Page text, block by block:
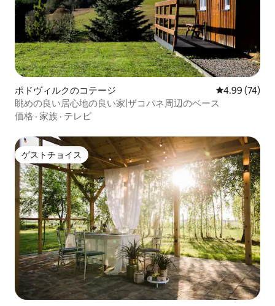
ポドヴィルクのコテージ レビュー74
4.99 (74)
眺めの良い居心地の良い家|ザコパネ周辺のベース
価格 · 家族 · テレビ
ゲストチョイス
ゲストチョイス